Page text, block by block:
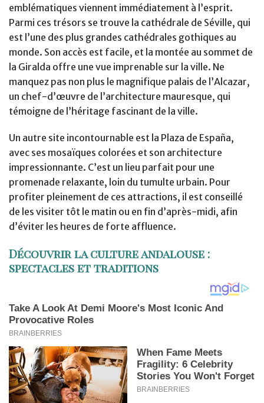
emblématiques viennent immédiatement à l’esprit.
Parmi ces trésors se trouve la cathédrale de Séville, qui
est l’une des plus grandes cathédrales gothiques au
monde. Son accès est facile, et la montée au sommet de
la Giralda offre une vue imprenable sur la ville. Ne
manquez pas non plus le magnifique palais de l’Alcazar,
un chef-d’œuvre de l’architecture mauresque, qui
témoigne de l’héritage fascinant de la ville.
Un autre site incontournable est la Plaza de España,
avec ses mosaïques colorées et son architecture
impressionnante. C’est un lieu parfait pour une
promenade relaxante, loin du tumulte urbain. Pour
profiter pleinement de ces attractions, il est conseillé
de les visiter tôt le matin ou en fin d’après-midi, afin
d’éviter les heures de forte affluence.
Découvrir la culture andalouse :
spectacles et traditions